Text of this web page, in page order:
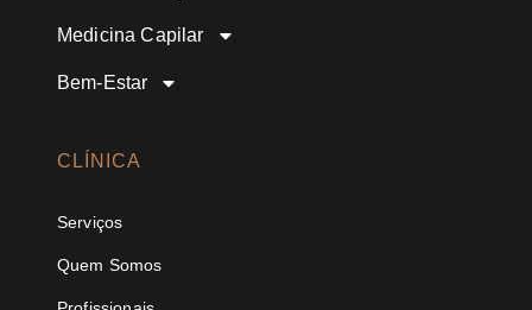
Medicina Capilar
Bem-Estar
CLÍNICA
Serviços
Quem Somos